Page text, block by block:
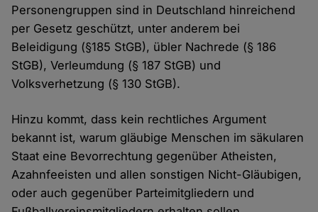
Personengruppen sind in Deutschland hinreichend
per Gesetz geschützt, unter anderem bei
Beleidigung (§185 StGB), übler Nachrede (§ 186
StGB), Verleumdung (§ 187 StGB) und
Volksverhetzung (§ 130 StGB).
Hinzu kommt, dass kein rechtliches Argument
bekannt ist, warum gläubige Menschen im säkularen
Staat eine Bevorrechtung gegenüber Atheisten,
Azahnfeeisten und allen sonstigen Nicht-Gläubigen,
oder auch gegenüber Parteimitgliedern und